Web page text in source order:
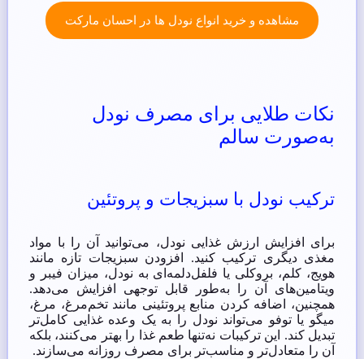
مشاهده و خرید انواع نودل ها در احسان مارکت
نکات طلایی برای مصرف نودل
به‌صورت سالم
ترکیب نودل با سبزیجات و پروتئین
برای افزایش ارزش غذایی نودل، می‌توانید آن را با مواد
مغذی دیگری ترکیب کنید. افزودن سبزیجات تازه مانند
هویج، کلم، بروکلی یا فلفل‌دلمه‌ای به نودل، میزان فیبر و
ویتامین‌های آن را به‌طور قابل توجهی افزایش می‌دهد.
همچنین، اضافه کردن منابع پروتئینی مانند تخم‌مرغ، مرغ،
میگو یا توفو می‌تواند نودل را به یک وعده غذایی کامل‌تر
تبدیل کند. این ترکیبات نه‌تنها طعم غذا را بهتر می‌کنند، بلکه
آن را متعادل‌تر و مناسب‌تر برای مصرف روزانه می‌سازند.